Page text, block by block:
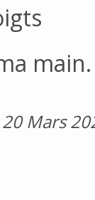
main.
Mars